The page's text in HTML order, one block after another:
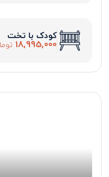
کودک با تخت
18,995,000